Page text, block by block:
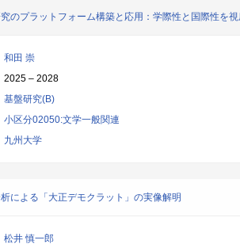
のプラットフォーム構築と応用：学際性と国際性を
和田 崇
2025 – 2028
基盤研究(B)
小区分02050:文学一般関連
九州大学
による「大正デモクラット」の実像解明
松井 慎一郎